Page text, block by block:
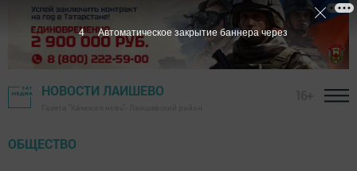
НОВОСТИ ЛАИШЕВО
ОБЩЕСТВО
3 Автоматическое закрытие баннера через